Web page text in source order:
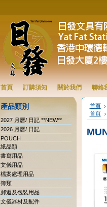
首頁 訂購須知 關於我們 聯絡
產品類別
2027 月曆/ 日記 **NEW**
2026 月曆/ 日記
POUCH
紙品類
書寫用品
文儀用品
檔案處理用品
簿類
郵遞及包裝用品
文儀器材及配件
首頁
首頁